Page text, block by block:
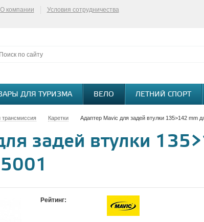
О компании Условия сотрудничества
ДЛЯ ТУРИЗМА ВЕЛО ЛЕТНИЙ СПОРТ
трансмиссия Каретки Адаптер Mavic для задей втулки 135>142 mm
задей втулки
Рейтинг: